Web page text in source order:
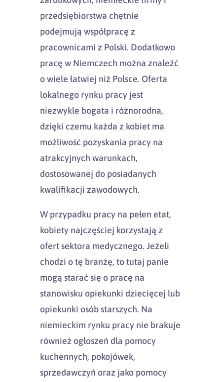
przedsiębiorstwa chętnie
podejmują współpracę z
pracownicami z Polski. Dodatkowo
pracę w Niemczech można znaleźć
o wiele łatwiej niż Polsce. Oferta
lokalnego rynku pracy jest
niezwykle bogata i różnorodna,
dzięki czemu każda z kobiet ma
możliwość pozyskania pracy na
atrakcyjnych warunkach,
dostosowanej do posiadanych
kwalifikacji zawodowych.
W przypadku pracy na pełen etat,
kobiety najczęściej korzystają z
ofert sektora medycznego. Jeżeli
chodzi o tę branżę, to tutaj panie
mogą starać się o pracę na
stanowisku opiekunki dziecięcej lub
opiekunki osób starszych. Na
niemieckim rynku pracy nie brakuje
również ogłoszeń dla pomocy
kuchennych, pokojówek,
sprzedawczyń oraz jako pomocy